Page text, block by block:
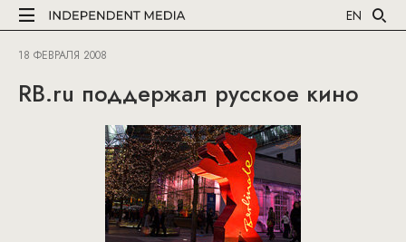
EN
18 ФЕВРАЛЯ 2008
RB.ru поддержал русское кино